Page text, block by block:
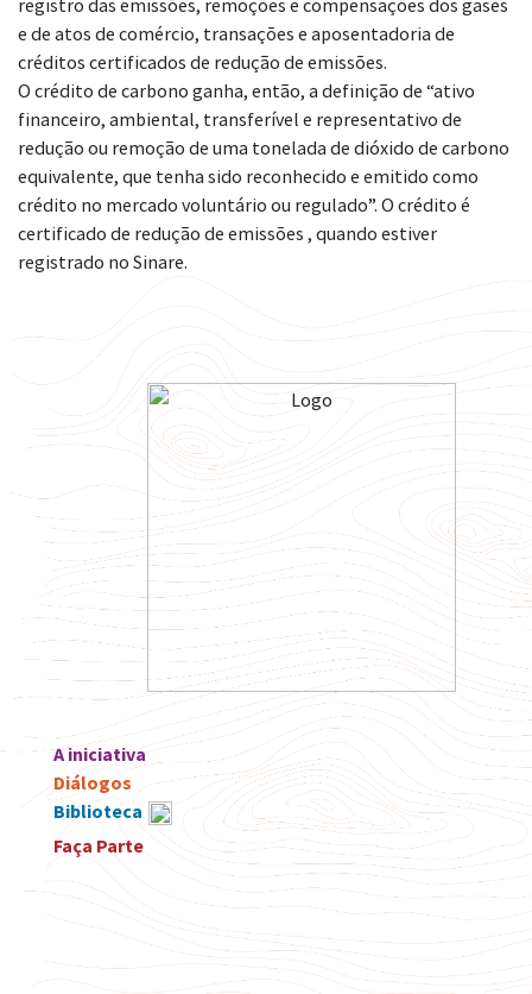
registro das emissões, remoções e compensações dos gases
e de atos de comércio, transações e aposentadoria de
créditos certificados de redução de emissões.
O crédito de carbono ganha, então, a definição de “ativo
financeiro, ambiental, transferível e representativo de
redução ou remoção de uma tonelada de dióxido de carbono
equivalente, que tenha sido reconhecido e emitido como
crédito no mercado voluntário ou regulado”. O crédito é
certificado de redução de emissões , quando estiver
registrado no Sinare.
A iniciativa
Diálogos
Biblioteca
Faça Parte